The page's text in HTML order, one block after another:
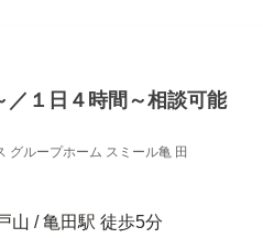
／１日４時間～相談可能
グループホーム スミール亀 田
山 / 亀田駅 徒歩5分